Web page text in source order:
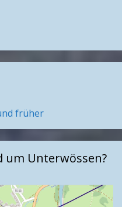
früher
um Unterwössen?